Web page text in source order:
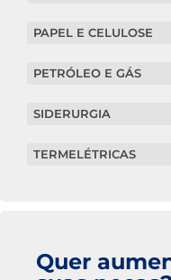
PAPEL E CELULOSE
PETRÓLEO E GÁS
SIDERURGIA
TERMELÉTRICAS
Quer